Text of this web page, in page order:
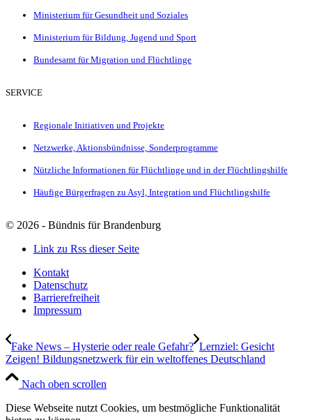
Ministerium für Gesundheit und Soziales
Ministerium für Bildung, Jugend und Sport
Bundesamt für Migration und Flüchtlinge
SERVICE
Regionale Initiativen und Projekte
Netzwerke, Aktionsbündnisse, Sonderprogramme
Nützliche Informationen für Flüchtlinge und in der Flüchtlingshilfe
Häufige Bürgerfragen zu Asyl, Integration und Flüchtlingshilfe
© 2026 - Bündnis für Brandenburg
Link zu Rss dieser Seite
Kontakt
Datenschutz
Barrierefreiheit
Impressum
Fake News – Hysterie oder reale Gefahr? Lernziel: Gesicht
Zeigen! Bildungsnetzwerk für ein weltoffenes Deutschland
Nach oben scrollen
Diese Webseite nutzt Cookies, um bestmögliche Funktionalität